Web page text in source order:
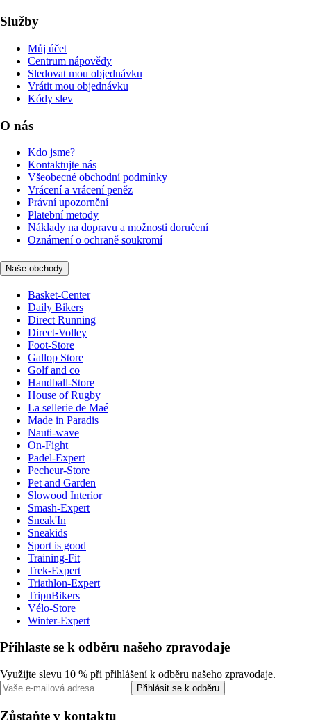
Služby
Můj účet
Centrum nápovědy
Sledovat mou objednávku
Vrátit mou objednávku
Kódy slev
O nás
Kdo jsme?
Kontaktujte nás
Všeobecné obchodní podmínky
Vrácení a vrácení peněz
Právní upozornění
Platební metody
Náklady na dopravu a možnosti doručení
Oznámení o ochraně soukromí
Naše obchody
Basket-Center
Daily Bikers
Direct Running
Direct-Volley
Foot-Store
Gallop Store
Golf and co
Handball-Store
House of Rugby
La sellerie de Maé
Made in Paradis
Nauti-wave
On-Fight
Padel-Expert
Pecheur-Store
Pet and Garden
Slowood Interior
Smash-Expert
Sneak'In
Sneakids
Sport is good
Training-Fit
Trek-Expert
Triathlon-Expert
TripnBikers
Vélo-Store
Winter-Expert
Přihlaste se k odběru našeho zpravodaje
Využijte slevu 10 % při přihlášení k odběru našeho zpravodaje.
Přihlásit se k odběru
Zůstaňte v kontaktu